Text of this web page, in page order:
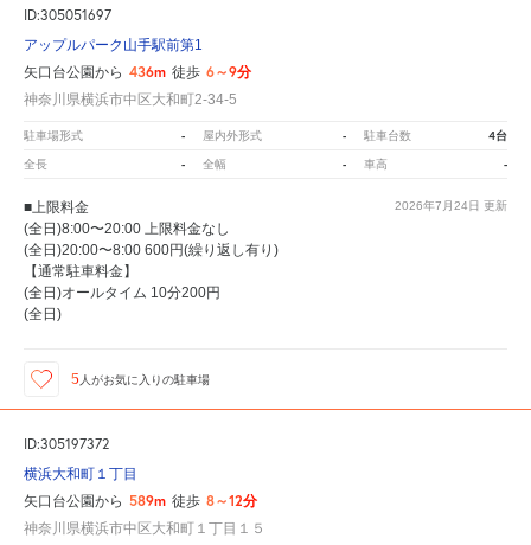
ID:305051697
アップルパーク山手駅前第1
矢口台公園から 436m 徒歩 6～9分
神奈川県横浜市中区大和町2-34-5
駐車場形式 - 屋内外形式 - 駐車台数 4台
全長 - 全幅 - 車高 -
2026年7月24日 更新
■上限料金
(全日)8:00〜20:00 上限料金なし
(全日)20:00〜8:00 600円(繰り返し有り)
【通常駐車料金】
(全日)オールタイム 10分200円
(全日)
5 人がお気に入りの駐車場
ID:305197372
横浜大和町１丁目
矢口台公園から 589m 徒歩 8～12分
神奈川県横浜市中区大和町１丁目１５